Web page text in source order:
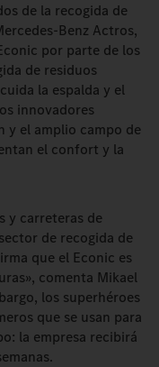
de la recogida de
Benz Actros,
por parte de los
de residuos
la espalda y el
innovadores
y el amplio campo de
el confort y la
y carreteras de
de recogida de
que el Econic es
comenta Mikael
los superhéroes
que se usan para
la empresa recibirá